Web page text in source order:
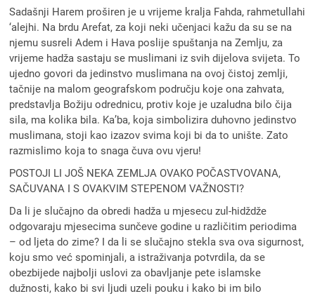
Sadašnji Harem proširen je u vrijeme kralja Fahda, rahmetullahi
‘alejhi. Na brdu Arefat, za koji neki učenjaci kažu da su se na
njemu susreli Adem i Hava poslije spuštanja na Zemlju, za
vrijeme hadža sastaju se muslimani iz svih dijelova svijeta. To
ujedno govori da jedinstvo muslimana na ovoj čistoj zemlji,
tačnije na malom geografskom području koje ona zahvata,
predstavlja Božiju odrednicu, protiv koje je uzaludna bilo čija
sila, ma kolika bila. Ka’ba, koja simbolizira duhovno jedinstvo
muslimana, stoji kao izazov svima koji bi da to unište. Zato
razmislimo koja to snaga čuva ovu vjeru!
POSTOJI LI JOŠ NEKA ZEMLJA OVAKO POČASTVOVANA,
SAČUVANA I S OVAKVIM STEPENOM VAŽNOSTI?
Da li je slučajno da obredi hadža u mjesecu zul-hidždže
odgovaraju mjesecima sunčeve godine u različitim periodima
– od ljeta do zime? I da li se slučajno stekla sva ova sigurnost,
koju smo već spominjali, a istraživanja potvrdila, da se
obezbijede najbolji uslovi za obavljanje pete islamske
dužnosti, kako bi svi ljudi uzeli pouku i kako bi im bilo